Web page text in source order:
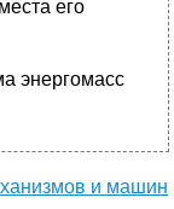
его
энергомасс
и машин